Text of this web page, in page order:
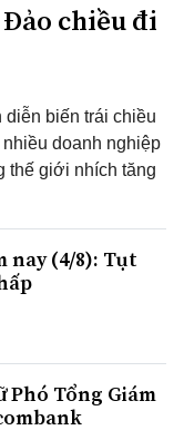
chiều đi
diễn biến trái chiều
doanh nghiệp
thế giới nhích tăng
nay (4/8): Tụt
Phó Tổng Giám